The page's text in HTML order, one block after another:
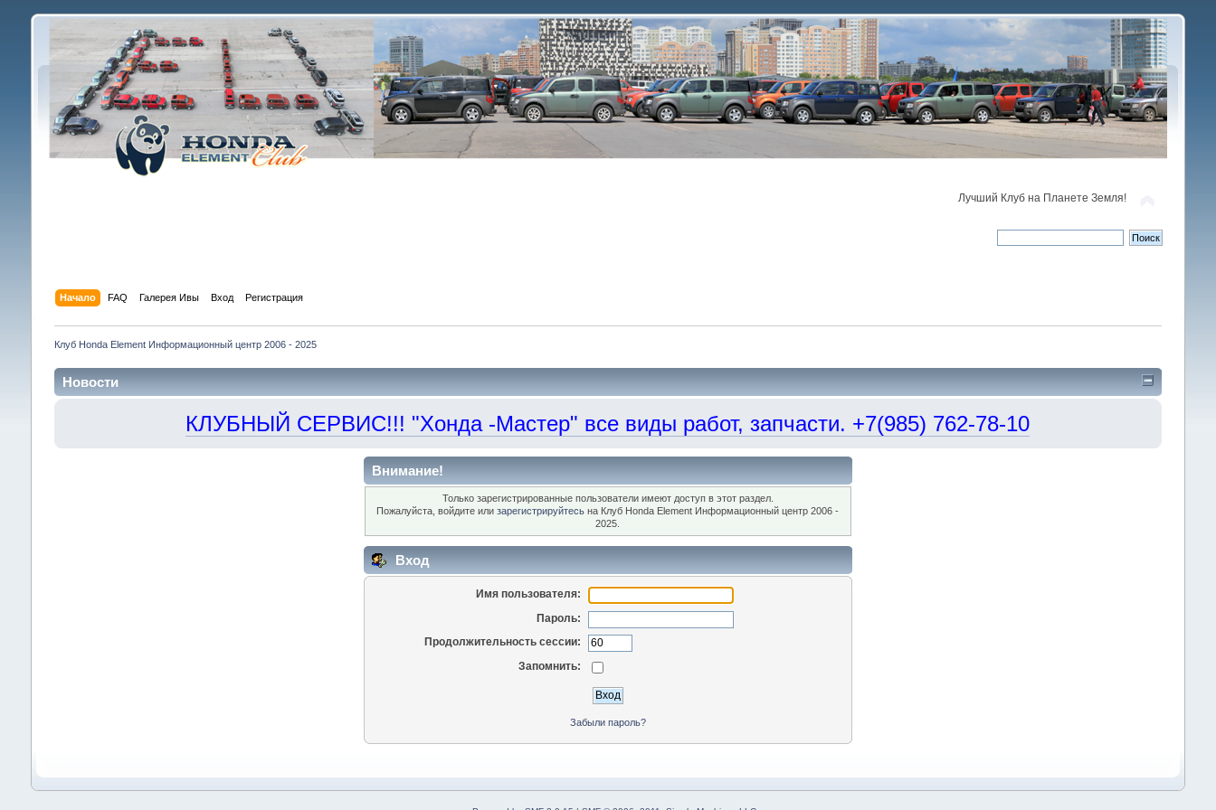
Лучший Клуб на Планете Земля!
Начало FAQ Галерея Ивы Вход Регистрация
Клуб Honda Element Информационный центр 2006 - 2025
Новости
КЛУБНЫЙ СЕРВИС!!! "Хонда -Мастер" все виды работ, запчасти. +7(985) 762-78-10
Внимание!
Только зарегистрированные пользователи имеют доступ в этот раздел.
Пожалуйста, войдите илизарегистрируйтесь на Клуб Honda Element Информационный центр 2006 -
2025.
Вход
Имя пользователя:
Пароль:
Продолжительность сессии:
Запомнить:
Забыли пароль?